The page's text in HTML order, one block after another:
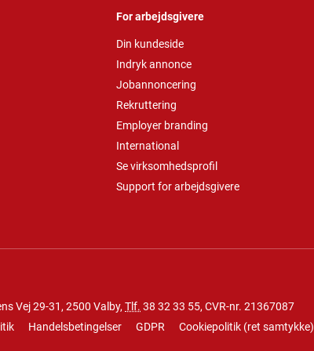
For arbejdsgivere
Din kundeside
Indryk annonce
Jobannoncering
Rekruttering
Employer branding
International
Se virksomhedsprofil
Support for arbejdsgivere
Vej 29-31, 2500 Valby, Tlf. 38 32 33 55, CVR-nr. 21367087
Handelsbetingelser GDPR Cookiepolitik (ret samtykke)